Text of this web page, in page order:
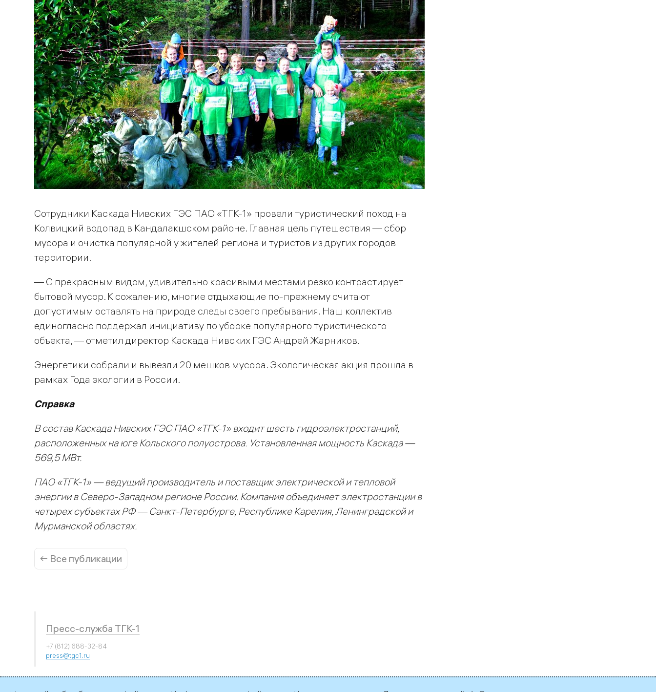
Сотрудники Каскада Нивских ГЭС ПАО «ТГК-1» провели туристический поход на
Колвицкий водопад в Кандалакшском районе. Главная цель путешествия — сбор
мусора и очистка популярной у жителей региона и туристов из других городов
территории.
— С прекрасным видом, удивительно красивыми местами резко контрастирует
бытовой мусор. К сожалению, многие отдыхающие по-прежнему считают
допустимым оставлять на природе следы своего пребывания. Наш коллектив
единогласно поддержал инициативу по уборке популярного туристического
объекта, — отметил директор Каскада Нивских ГЭС Андрей Жарников.
Энергетики собрали и вывезли 20 мешков мусора. Экологическая акция прошла в
рамках Года экологии в России.
Справка
В состав Каскада Нивских ГЭС ПАО «ТГК-1» входит шесть гидроэлектростанций,
расположенных на юге Кольского полуострова. Установленная мощность Каскада —
569,5 МВт.
ПАО «ТГК-1» — ведущий производитель и поставщик электрической и тепловой
энергии в Северо-Западном регионе России. Компания объединяет электростанции в
четырех субъектах РФ — Санкт-Петербурге, Республике Карелия, Ленинградской и
Мурманской областях.
← Все публикации
Пресс-служба ТГК-1
+7 (812) 688-32-84
press@tgc1.ru